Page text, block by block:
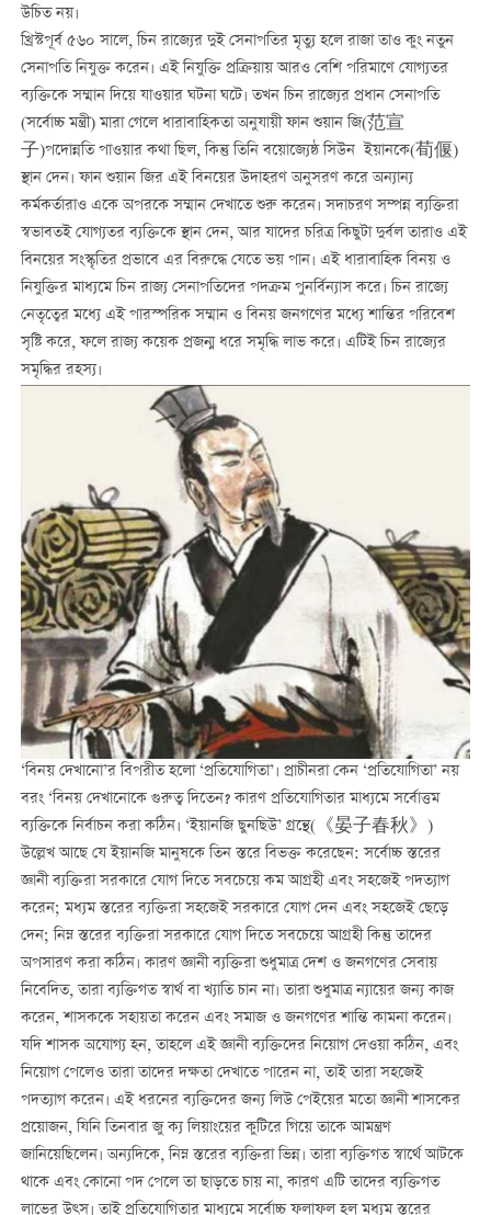
উচিত নয়।
খ্রিস্টপূর্ব ৫৬০ সালে, চিন রাজ্যের দুই সেনাপতির মৃত্যু হলে রাজা তাও কুং নতুন
সেনাপতি নিযুক্ত করেন। এই নিযুক্তি প্রক্রিয়ায় আরও বেশি পরিমাণে যোগ্যতর
ব্যক্তিকে সম্মান দিয়ে যাওয়ার ঘটনা ঘটে। তখন চিন রাজ্যের প্রধান সেনাপতি
(সর্বোচ্চ মন্ত্রী) মারা গেলে ধারাবাহিকতা অনুযায়ী ফান শুয়ান জি(范宣
子)পদোন্নতি পাওয়ার কথা ছিল, কিন্তু তিনি বয়োজ্যেষ্ঠ সিউন ইয়ানকে(荀偃)
স্থান দেন। ফান শুয়ান জির এই বিনয়ের উদাহরণ অনুসরণ করে অন্যান্য
কর্মকর্তারাও একে অপরকে সম্মান দেখাতে শুরু করেন। সদাচরণ সম্পন্ন ব্যক্তিরা
স্বভাবতই যোগ্যতর ব্যক্তিকে স্থান দেন, আর যাদের চরিত্র কিছুটা দুর্বল তারাও এই
বিনয়ের সংস্কৃতির প্রভাবে এর বিরুদ্ধে যেতে ভয় পান। এই ধারাবাহিক বিনয় ও
নিযুক্তির মাধ্যমে চিন রাজ্য সেনাপতিদের পদক্রম পুনর্বিন্যাস করে। চিন রাজ্যে
নেতৃত্বের মধ্যে এই পারস্পরিক সম্মান ও বিনয় জনগণের মধ্যে শান্তির পরিবেশ
সৃষ্টি করে, ফলে রাজ্য কয়েক প্রজন্ম ধরে সমৃদ্ধি লাভ করে। এটিই চিন রাজ্যের
সমৃদ্ধির রহস্য।
‘বিনয় দেখানো’র বিপরীত হলো ‘প্রতিযোগিতা’। প্রাচীনরা কেন ‘প্রতিযোগিতা’ নয়
বরং ‘বিনয় দেখানোকে গুরুত্ব দিতেন? কারণ প্রতিযোগিতার মাধ্যমে সর্বোত্তম
ব্যক্তিকে নির্বাচন করা কঠিন। ‘ইয়ানজি ছুনছিউ’ গ্রন্থে(《晏子春秋》)
উল্লেখ আছে যে ইয়ানজি মানুষকে তিন স্তরে বিভক্ত করেছেন: সর্বোচ্চ স্তরের
জ্ঞানী ব্যক্তিরা সরকারে যোগ দিতে সবচেয়ে কম আগ্রহী এবং সহজেই পদত্যাগ
করেন; মধ্যম স্তরের ব্যক্তিরা সহজেই সরকারে যোগ দেন এবং সহজেই ছেড়ে
দেন; নিম্ন স্তরের ব্যক্তিরা সরকারে যোগ দিতে সবচেয়ে আগ্রহী কিন্তু তাদের
অপসারণ করা কঠিন। কারণ জ্ঞানী ব্যক্তিরা শুধুমাত্র দেশ ও জনগণের সেবায়
নিবেদিত, তারা ব্যক্তিগত স্বার্থ বা খ্যাতি চান না। তারা শুধুমাত্র ন্যায়ের জন্য কাজ
করেন, শাসককে সহায়তা করেন এবং সমাজ ও জনগণের শান্তি কামনা করেন।
যদি শাসক অযোগ্য হন, তাহলে এই জ্ঞানী ব্যক্তিদের নিয়োগ দেওয়া কঠিন, এবং
নিয়োগ পেলেও তারা তাদের দক্ষতা দেখাতে পারেন না, তাই তারা সহজেই
পদত্যাগ করেন। এই ধরনের ব্যক্তিদের জন্য লিউ পেইয়ের মতো জ্ঞানী শাসকের
প্রয়োজন, যিনি তিনবার জু ক্য লিয়াংয়ের কুটিরে গিয়ে তাকে আমন্ত্রণ
জানিয়েছিলেন। অন্যদিকে, নিম্ন স্তরের ব্যক্তিরা ভিন্ন। তারা ব্যক্তিগত স্বার্থে আটকে
থাকে এবং কোনো পদ পেলে তা ছাড়তে চায় না, কারণ এটি তাদের ব্যক্তিগত